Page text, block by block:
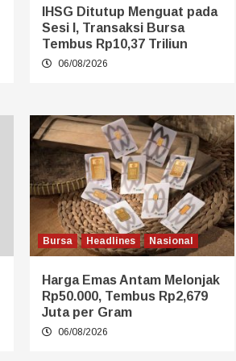
IHSG Ditutup Menguat pada
Sesi I, Transaksi Bursa
Tembus Rp10,37 Triliun
06/08/2026
Bursa Headlines Nasional
Harga Emas Antam Melonjak
Rp50.000, Tembus Rp2,679
Juta per Gram
06/08/2026